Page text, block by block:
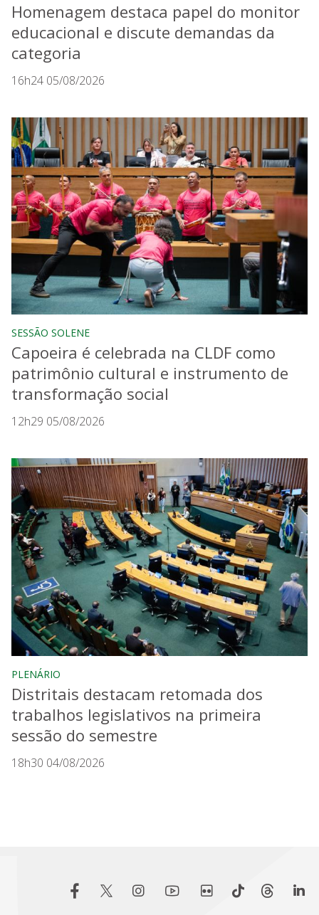
Homenagem destaca papel do monitor
educacional e discute demandas da
categoria
16h24 05/08/2026
SESSÃO SOLENE
Capoeira é celebrada na CLDF como
patrimônio cultural e instrumento de
transformação social
12h29 05/08/2026
PLENÁRIO
Distritais destacam retomada dos
trabalhos legislativos na primeira
sessão do semestre
18h30 04/08/2026